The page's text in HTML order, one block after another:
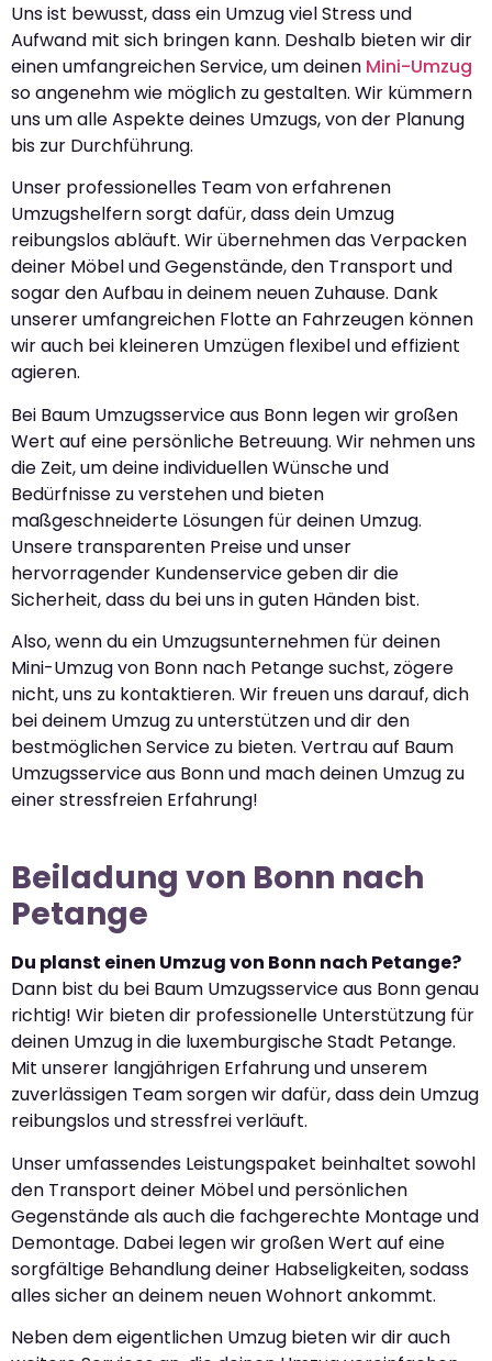
Uns ist bewusst, dass ein Umzug viel Stress und
Aufwand mit sich bringen kann. Deshalb bieten wir dir
einen umfangreichen Service, um deinen Mini-Umzug
so angenehm wie möglich zu gestalten. Wir kümmern
uns um alle Aspekte deines Umzugs, von der Planung
bis zur Durchführung.
Unser professionelles Team von erfahrenen
Umzugshelfern sorgt dafür, dass dein Umzug
reibungslos abläuft. Wir übernehmen das Verpacken
deiner Möbel und Gegenstände, den Transport und
sogar den Aufbau in deinem neuen Zuhause. Dank
unserer umfangreichen Flotte an Fahrzeugen können
wir auch bei kleineren Umzügen flexibel und effizient
agieren.
Bei Baum Umzugsservice aus Bonn legen wir großen
Wert auf eine persönliche Betreuung. Wir nehmen uns
die Zeit, um deine individuellen Wünsche und
Bedürfnisse zu verstehen und bieten
maßgeschneiderte Lösungen für deinen Umzug.
Unsere transparenten Preise und unser
hervorragender Kundenservice geben dir die
Sicherheit, dass du bei uns in guten Händen bist.
Also, wenn du ein Umzugsunternehmen für deinen
Mini-Umzug von Bonn nach Petange suchst, zögere
nicht, uns zu kontaktieren. Wir freuen uns darauf, dich
bei deinem Umzug zu unterstützen und dir den
bestmöglichen Service zu bieten. Vertrau auf Baum
Umzugsservice aus Bonn und mach deinen Umzug zu
einer stressfreien Erfahrung!
Beiladung von Bonn nach
Petange
Du planst einen Umzug von Bonn nach Petange?
Dann bist du bei Baum Umzugsservice aus Bonn genau
richtig! Wir bieten dir professionelle Unterstützung für
deinen Umzug in die luxemburgische Stadt Petange.
Mit unserer langjährigen Erfahrung und unserem
zuverlässigen Team sorgen wir dafür, dass dein Umzug
reibungslos und stressfrei verläuft.
Unser umfassendes Leistungspaket beinhaltet sowohl
den Transport deiner Möbel und persönlichen
Gegenstände als auch die fachgerechte Montage und
Demontage. Dabei legen wir großen Wert auf eine
sorgfältige Behandlung deiner Habseligkeiten, sodass
alles sicher an deinem neuen Wohnort ankommt.
Neben dem eigentlichen Umzug bieten wir dir auch